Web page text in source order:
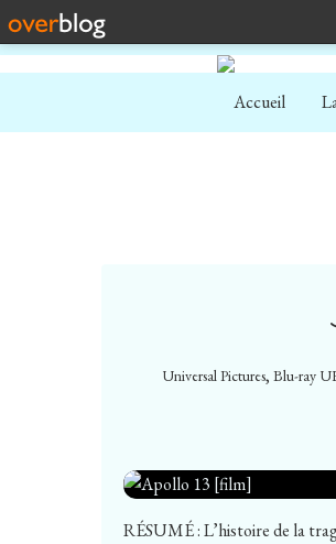
Accueil
Universal Pictures, Blu-ray
RÉSUMÉ : L’histoire de la